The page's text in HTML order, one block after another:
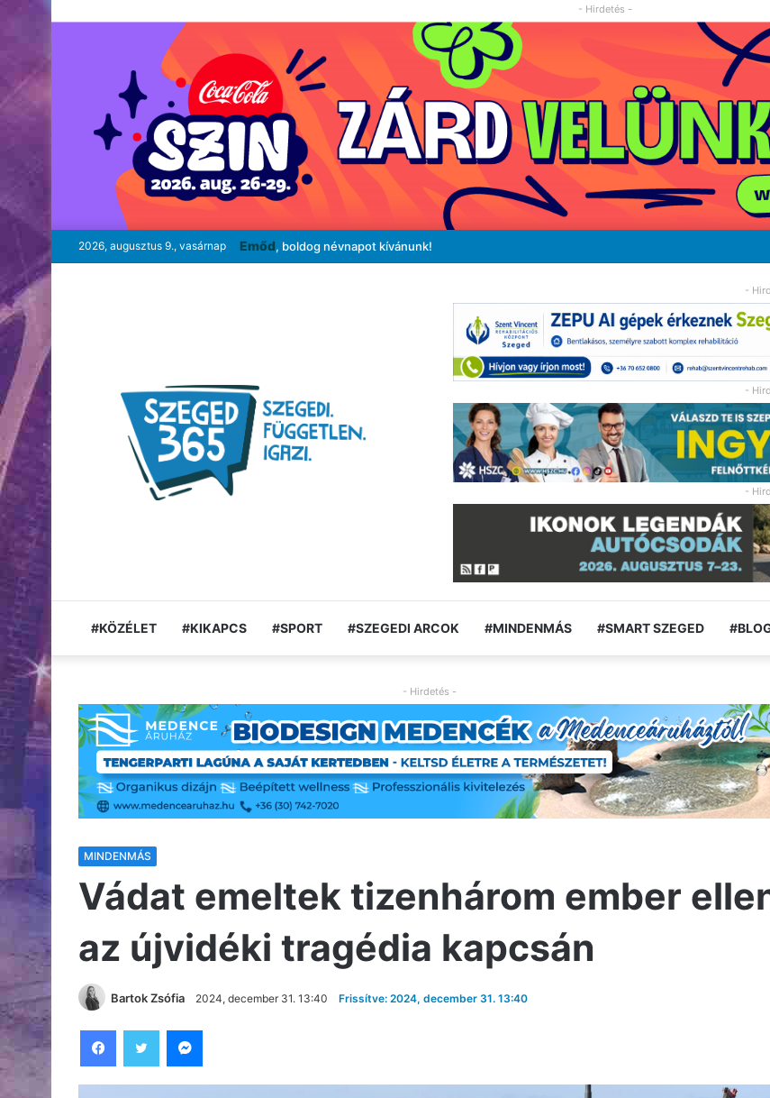
- Hirdetés -
2026, augusztus 9., vasárnap Emőd, boldog névnapot kívánunk!
-
-
-
#KÖZÉLET #KIKAPCS #SPORT #SZEGEDI ARCOK #MINDENMÁS #SMART SZEGED
- Hirdetés -
MINDENMÁS
Vádat emeltek tizenhárom ember
az újvidéki tragédia kapcsán
Bartok Zsófia 2024, december 31. 13:40 Frissítve: 2024, december 31. 13:40